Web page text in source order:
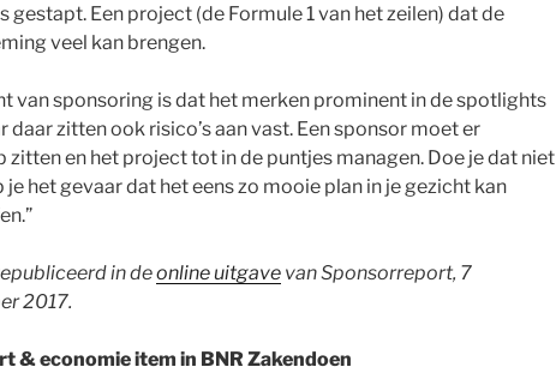
gestapt. Een project (de Formule 1 van het zeilen) dat de
veel kan brengen.
van sponsoring is dat het merken prominent in de spotlights
daar zitten ook risico’s aan vast. Een sponsor moet er
zitten en het project tot in de puntjes managen. Doe je dat niet
je het gevaar dat het eens zo mooie plan in je gezicht kan
in deonline uitgave van Sponsorreport, 7
2017.
& economie item in BNR Zakendoen